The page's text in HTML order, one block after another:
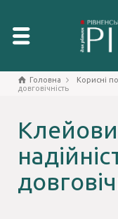
Головна Корисні
довговічність